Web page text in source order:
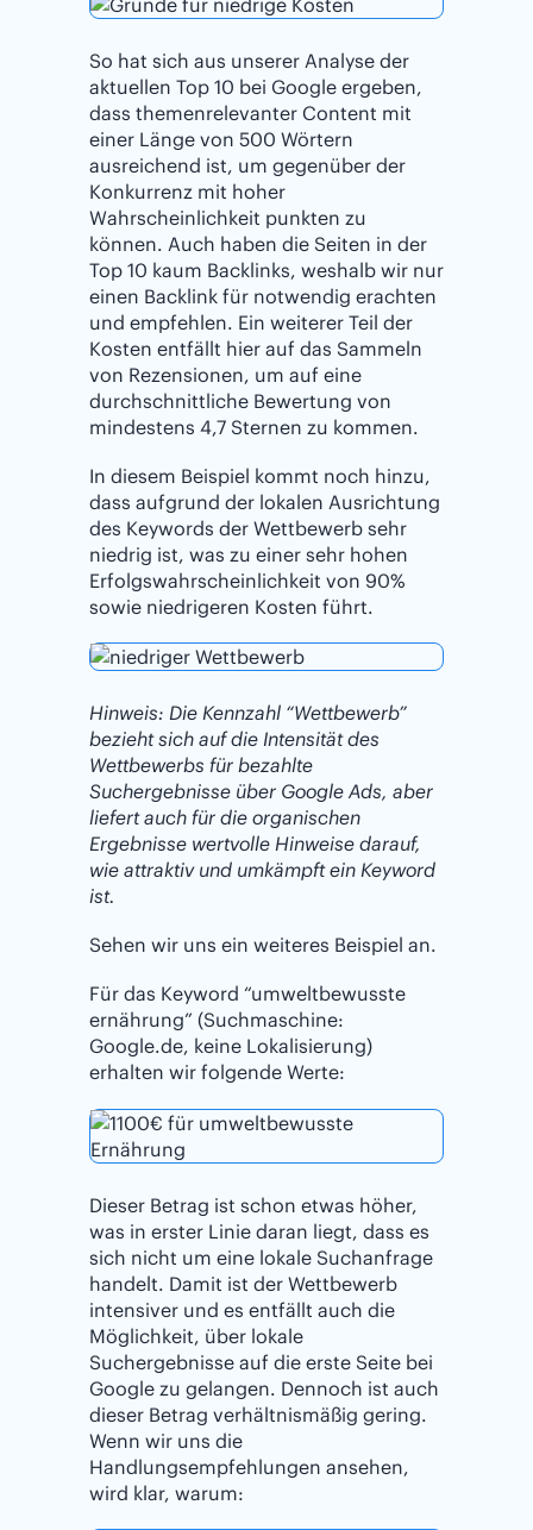
So hat sich aus unserer Analyse der
aktuellen Top 10 bei Google ergeben,
dass themenrelevanter Content mit
einer Länge von 500 Wörtern
ausreichend ist, um gegenüber der
Konkurrenz mit hoher
Wahrscheinlichkeit punkten zu
können. Auch haben die Seiten in der
Top 10 kaum Backlinks, weshalb wir nur
einen Backlink für notwendig erachten
und empfehlen. Ein weiterer Teil der
Kosten entfällt hier auf das Sammeln
von Rezensionen, um auf eine
durchschnittliche Bewertung von
mindestens 4,7 Sternen zu kommen.
In diesem Beispiel kommt noch hinzu,
dass aufgrund der lokalen Ausrichtung
des Keywords der Wettbewerb sehr
niedrig ist, was zu einer sehr hohen
Erfolgswahrscheinlichkeit von 90%
sowie niedrigeren Kosten führt.
Hinweis: Die Kennzahl “Wettbewerb”
bezieht sich auf die Intensität des
Wettbewerbs für bezahlte
Suchergebnisse über Google Ads, aber
liefert auch für die organischen
Ergebnisse wertvolle Hinweise darauf,
wie attraktiv und umkämpft ein Keyword
ist.
Sehen wir uns ein weiteres Beispiel an.
Für das Keyword “umweltbewusste
ernährung” (Suchmaschine:
Google.de, keine Lokalisierung)
erhalten wir folgende Werte:
Dieser Betrag ist schon etwas höher,
was in erster Linie daran liegt, dass es
sich nicht um eine lokale Suchanfrage
handelt. Damit ist der Wettbewerb
intensiver und es entfällt auch die
Möglichkeit, über lokale
Suchergebnisse auf die erste Seite bei
Google zu gelangen. Dennoch ist auch
dieser Betrag verhältnismäßig gering.
Wenn wir uns die
Handlungsempfehlungen ansehen,
wird klar, warum: